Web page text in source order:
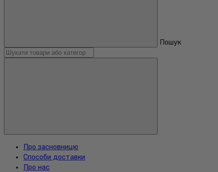
Пошук
Про засновницю
Способи доставки
Про нас